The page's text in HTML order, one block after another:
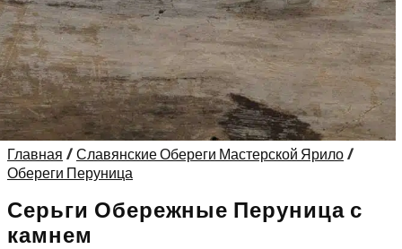
Главная /Славянские Обереги Мастерской Ярило/
Обереги Перуница
Серьги Обережные Перуница с
камнем